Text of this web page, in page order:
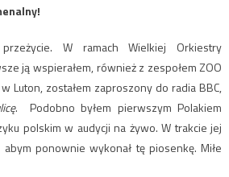
W ramach Wielkiej Orkiestry
ją wspierałem, również z zespołem ZOO
Luton, zostałem zaproszony do radia BBC,
. Podobno byłem pierwszym Polakiem
polskim w audycji na żywo. W trakcie jej
ponownie wykonał tę piosenkę. Miłe